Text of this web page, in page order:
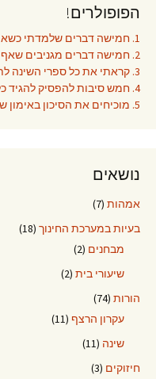
הפופולרים!
1. חמישה דברים שלמדתי כשאמרתי כן לבת שלי במשך 24 שעות
2. חמישה דברים מגניבים שאף אחד לא אמר לך על הנקה לילית
3. קראתי את כל ספרי השינה לתינוקות
4. חמש סיבות להפסיק להגיד כל הכבוד!
5. מוכיחים את הסיכון באימון שינה לתינוקות
נושאים
אמהות (7)
בעיות במערכת החינוך (18)
מבחנים (2)
שיעורי בית (2)
הורות (74)
עקרון הרצף (11)
שינה (11)
חיזוקים (3)